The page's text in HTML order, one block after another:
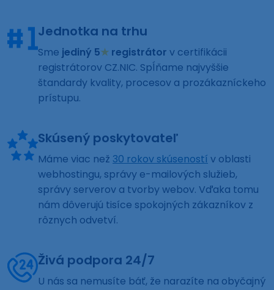
Jednotka na trhu
Sme jediný 5★ registrátor v certifikácii
registrátorov CZ.NIC. Spĺňame najvyššie
štandardy kvality, procesov a prozákazníckeho
prístupu.
Skúsený poskytovateľ
Máme viac než 30 rokov skúseností v oblasti
webhostingu, správy e-mailových služieb,
správy serverov a tvorby webov. Vďaka tomu
nám dôverujú tisíce spokojných zákazníkov z
rôznych odvetví.
Živá podpora 24/7
U nás sa nemusíte báť, že narazíte na obyčajný